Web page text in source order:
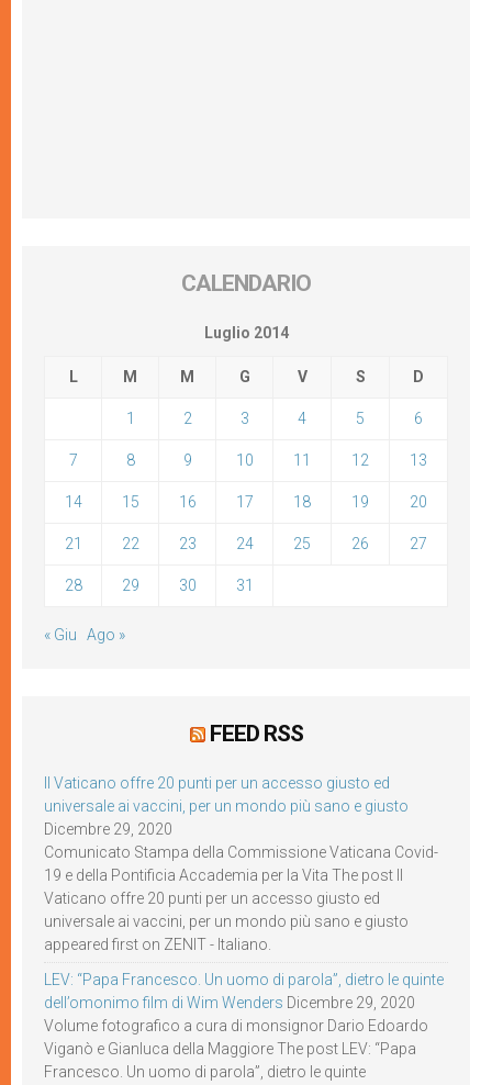
CALENDARIO
Luglio 2014
L M M G V S D
1 2 3 4 5 6
7 8 9 10 11 12 13
14 15 16 17 18 19 20
21 22 23 24 25 26 27
28 29 30 31
« Giu Ago »
FEED RSS
Il Vaticano offre 20 punti per un accesso giusto ed
universale ai vaccini, per un mondo più sano e giusto
Dicembre 29, 2020
Comunicato Stampa della Commissione Vaticana Covid-
19 e della Pontificia Accademia per la Vita The post Il
Vaticano offre 20 punti per un accesso giusto ed
universale ai vaccini, per un mondo più sano e giusto
appeared first on ZENIT - Italiano.
LEV: “Papa Francesco. Un uomo di parola”, dietro le quinte
dell’omonimo film di Wim Wenders Dicembre 29, 2020
Volume fotografico a cura di monsignor Dario Edoardo
Viganò e Gianluca della Maggiore The post LEV: “Papa
Francesco. Un uomo di parola”, dietro le quinte